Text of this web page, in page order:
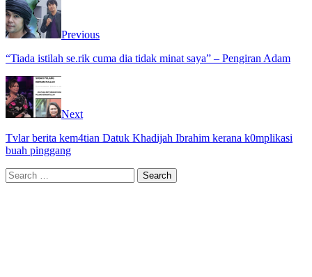
Previous
“Tiada istilah se.rik cuma dia tidak minat saya” – Pengiran Adam
Next
Tvlar berita kem4tian Datuk Khadijah Ibrahim kerana k0mplikasi
buah pinggang
Search
for: